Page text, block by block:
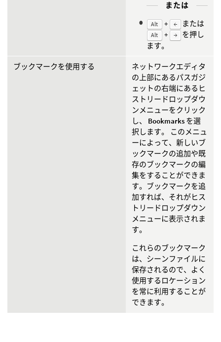
または
Alt + ← または
Alt + →
を押し
ます。
ブックマークを使用する
ネットワークエディタ
の上部にあるパスガジ
ェットの右端にあるヒ
ストリードロップダウ
ンメニューをクリック
し、 Bookmarks を選
択します。 このメニュ
ーによって、新しいブ
ックマークの追加や既
存のブックマークの編
集をすることができま
す。ブックマークを追
加すれば、それがヒス
トリードロップダウン
メニューに表示されま
す。
これらのブックマーク
は、シーンファイルに
保存されるので、よく
使用するロケーション
を常に利用することが
できます。